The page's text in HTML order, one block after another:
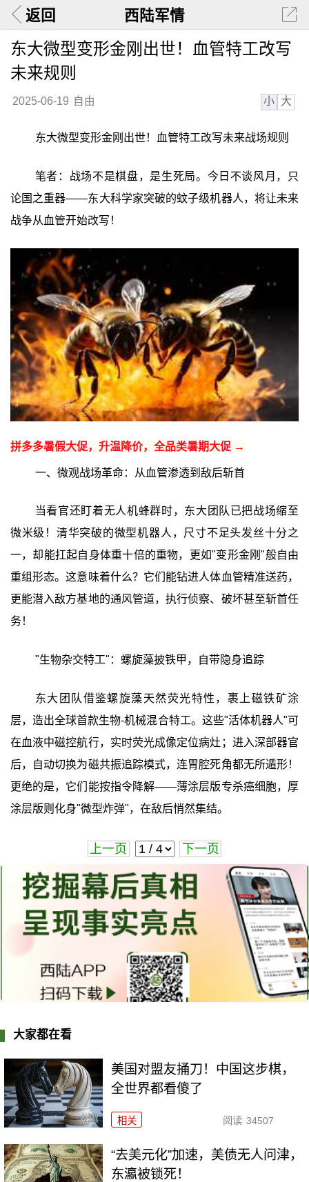
返回 西陆军情
东大微型变形金刚出世！血管特工改写
未来规则
2025-06-19 自由 小 大
东大微型变形金刚出世！血管特工改写未来战场规则
笔者：战场不是棋盘，是生死局。今日不谈风月，只
论国之重器——东大科学家突破的蚊子级机器人，将让未来
战争从血管开始改写！
拼多多暑假大促，升温降价，全品类暑期大促 →
一、微观战场革命：从血管渗透到敌后斩首
当看官还盯着无人机蜂群时，东大团队已把战场缩至
微米级！清华突破的微型机器人，尺寸不足头发丝十分之
一，却能扛起自身体重十倍的重物，更如"变形金刚"般自由
重组形态。这意味着什么？它们能钻进人体血管精准送药，
更能潜入敌方基地的通风管道，执行侦察、破坏甚至斩首任
务！
"生物杂交特工"：螺旋藻披铁甲，自带隐身追踪
东大团队借鉴螺旋藻天然荧光特性，裹上磁铁矿涂
层，造出全球首款生物-机械混合特工。这些"活体机器人"可
在血液中磁控航行，实时荧光成像定位病灶；进入深部器官
后，自动切换为磁共振追踪模式，连胃腔死角都无所遁形！
更绝的是，它们能按指令降解——薄涂层版专杀癌细胞，厚
涂层版则化身"微型炸弹"，在敌后悄然集结。
上一页 下一页
大家都在看
美国对盟友捅刀！中国这步棋，
全世界都看傻了
相关 阅读 34507
“去美元化”加速，美债无人问津，
东瀛被锁死！